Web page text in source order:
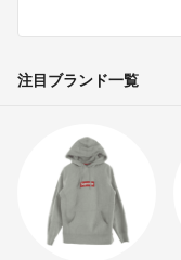
注目ブランド一覧